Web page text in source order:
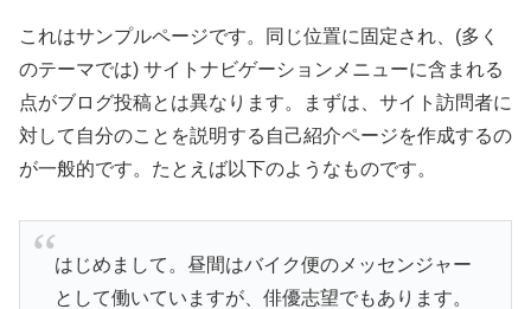
これはサンプルページです。同じ位置に固定され、(多く
のテーマでは) サイトナビゲーションメニューに含まれる
点がブログ投稿とは異なります。まずは、サイト訪問者に
対して自分のことを説明する自己紹介ページを作成するの
が一般的です。たとえば以下のようなものです。
はじめまして。昼間はバイク便のメッセンジャー
として働いていますが、俳優志望でもあります。